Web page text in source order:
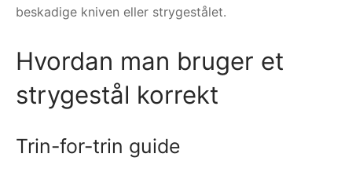
beskadige kniven eller strygestålet.
Hvordan man bruger et
strygestål korrekt
Trin-for-trin guide